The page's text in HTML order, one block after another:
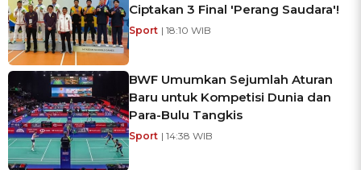
Ciptakan 3 Final 'Perang Saudara'!
Sport | 18:10 WIB
BWF Umumkan Sejumlah Aturan
Baru untuk Kompetisi Dunia dan
Para-Bulu Tangkis
Sport | 14:38 WIB